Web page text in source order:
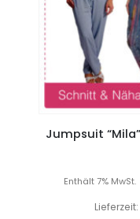
Jumpsuit
Enthält 7% MwSt.